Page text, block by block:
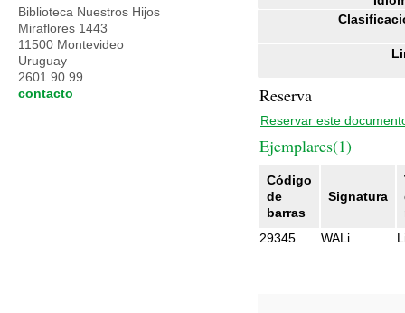
Reserva
Reservar este
Ejemplares(1)
Código
de
barras
Signatura
29345
WALi
Biblioteca Nuestros Hijos
Miraflores 1443
11500 Montevideo
Uruguay
2601 90 99
contacto